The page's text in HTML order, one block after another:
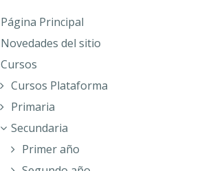
Página Principal
Novedades del sitio
Cursos
Cursos Plataforma
Primaria
Secundaria
Primer año